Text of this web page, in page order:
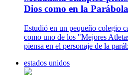
Dios como en la
Estudió en un pequeño colegio
como uno de los "Mejores
piensa en el personaje de la
estados unidos